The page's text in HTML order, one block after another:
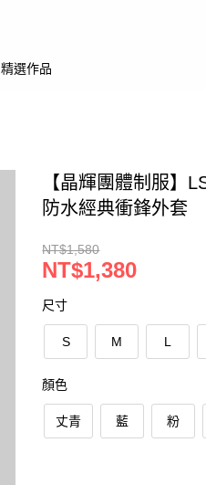
精選作品
【晶輝團體制服】
防水經典衝鋒外套
NT$1,580
NT$1,380
尺寸
S M L
顏色
丈青 藍 粉